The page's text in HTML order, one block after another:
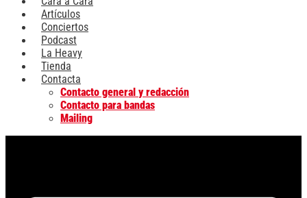
Artículos
Conciertos
Podcast
La Heavy
Tienda
Contacta
Contacto general y redacción
Contacto para bandas
Mailing